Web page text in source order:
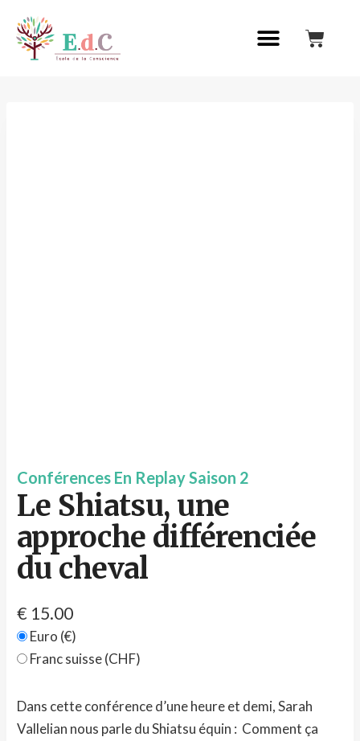
Conférences En Replay Saison 2
Le Shiatsu, une
approche différenciée
du cheval
€ 15.00
Euro (€)
Franc suisse (CHF)
Dans cette conférence d’une heure et demi, Sarah
Vallelian nous parle du Shiatsu équin : Comment ça